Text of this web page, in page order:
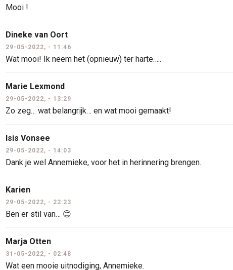
Mooi !
Dineke van Oort
29-05-2022, - 11:46
Wat mooi! Ik neem het (opnieuw) ter harte…..
Marie Lexmond
29-05-2022, - 13:29
Zo zeg… wat belangrijk… en wat mooi gemaakt!
Isis Vonsee
29-05-2022, - 14:03
Dank je wel Annemieke, voor het in herinnering brengen.
Karien
29-05-2022, - 22:23
Ben er stil van… 😊
Marja Otten
31-05-2022, - 02:48
Wat een mooie uitnodiging, Annemieke.